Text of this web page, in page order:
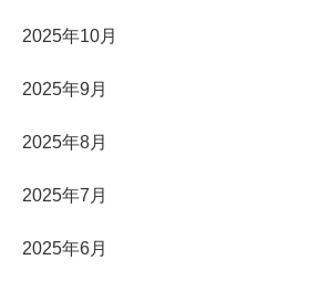
2025年10月
2025年9月
2025年8月
2025年7月
2025年6月